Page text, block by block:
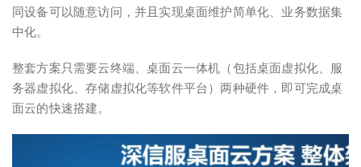
同设备可以随意访问，并且实现桌面维护简单化、业务数据集
中化。
整套方案只需要云终端、桌面云一体机（包括桌面虚拟化、服
务器虚拟化、存储虚拟化等软件平台）两种硬件，即可完成桌
面云的快速搭建。